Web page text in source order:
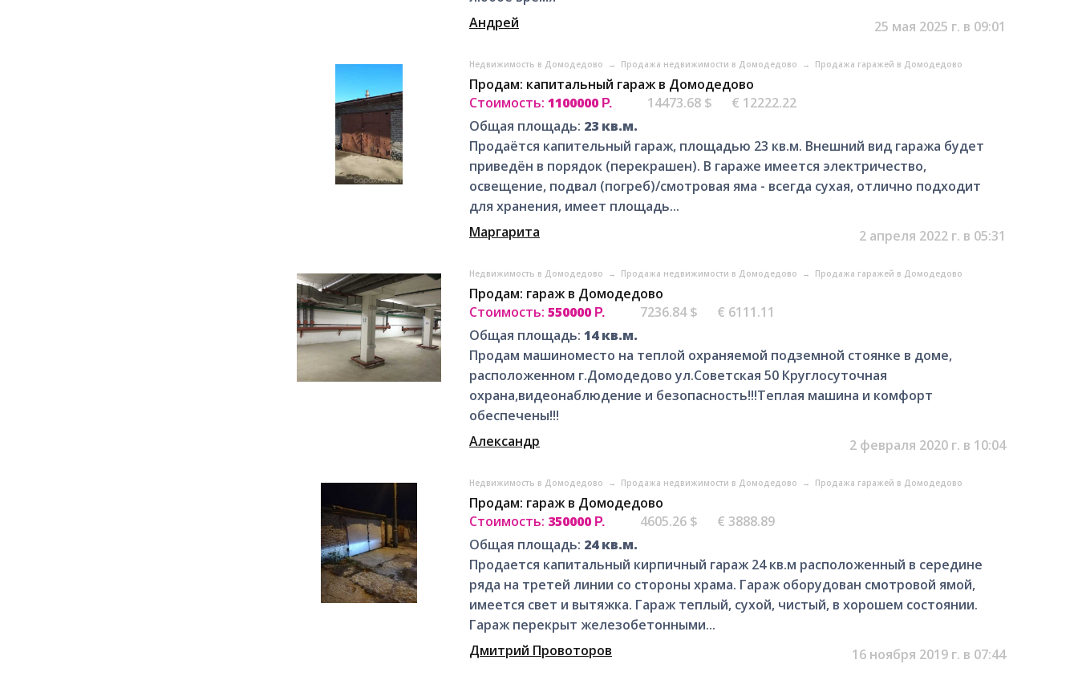
Андрей
25 мая 2025 г. в 09:01
Недвижимость в Домодедово → Продажа недвижимости в Домодедово → Продажа гаражей в Домодедово
Продам: капитальный гараж в Домодедово
Стоимость: 1100000 Р. 14473.68 $
€ 12222.22
Общая площадь: 23 кв.м.
Продаётся капительный гараж, площадью 23 кв.м. Внешний вид гаража будет
приведён в порядок (перекрашен). В гараже имеется электричество,
освещение, подвал (погреб)/смотровая яма - всегда сухая, отлично подходит
для хранения, имеет площадь...
Маргарита
2 апреля 2022 г. в 05:31
Недвижимость в Домодедово → Продажа недвижимости в Домодедово → Продажа гаражей в Домодедово
Продам: гараж в Домодедово
Стоимость: 550000 Р. 7236.84 $
€ 6111.11
Общая площадь: 14 кв.м.
Продам машиноместо на теплой охраняемой подземной стоянке в доме,
расположенном г.Домодедово ул.Советская 50 Круглосуточная
охрана,видеонаблюдение и безопасность!!!Теплая машина и комфорт
обеспечены!!!
Александр
2 февраля 2020 г. в 10:04
Недвижимость в Домодедово → Продажа недвижимости в Домодедово → Продажа гаражей в Домодедово
Продам: гараж в Домодедово
Стоимость: 350000 Р. 4605.26 $
€ 3888.89
Общая площадь: 24 кв.м.
Продается капитальный кирпичный гараж 24 кв.м расположенный в середине
ряда на третей линии со стороны храма. Гараж оборудован смотровой ямой,
имеется свет и вытяжка. Гараж теплый, сухой, чистый, в хорошем состоянии.
Гараж перекрыт железобетонными...
Дмитрий Провоторов
16 ноября 2019 г. в 07:44